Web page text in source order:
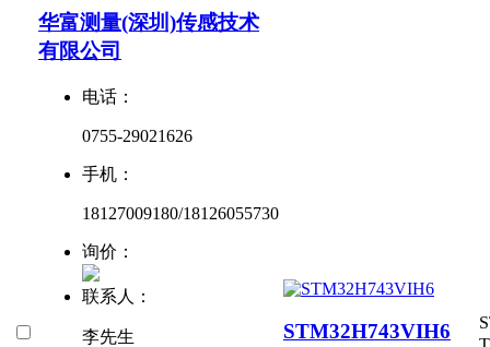
华富测量(深圳)传感技术
有限公司
电话：
0755-29021626
手机：
18127009180/18126055730
询价：
联系人：
李先生 STM32H743VIH6